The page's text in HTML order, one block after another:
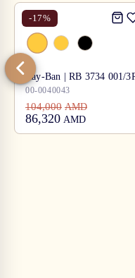
-17%
Ray-Ban | RB 3734 001/
00-0040043
104,000 AMD
86,320 AMD